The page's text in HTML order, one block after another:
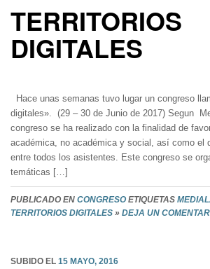
TERRITORIOS
DIGITALES
Hace unas semanas tuvo lugar un congreso
digitales». (29 – 30 de Junio de 2017) Segun
congreso se ha realizado con la finalidad de
académica, no académica y social, así como el
entre todos los asistentes. Este congreso se
temáticas […]
PUBLICADO EN CONGRESO ETIQUETAS
TERRITORIOS DIGITALES » DEJA UN
SUBIDO EL 15 MAYO, 2016